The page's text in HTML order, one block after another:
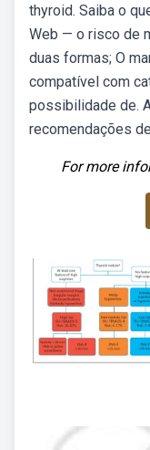
thyroid. Saiba o
Web — o risco de
duas formas; O
compatível com
possibilidade de.
recomendações
For more